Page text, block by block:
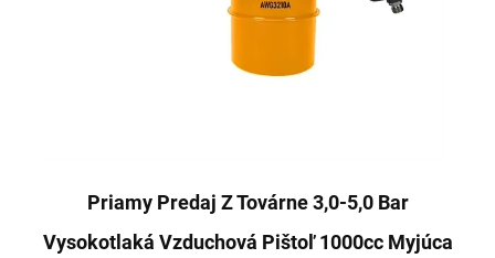
Priamy Predaj Z Továrne 3,0-5,0 Bar
Vysokotlaká Vzduchová Pištoľ 1000cc Myjúca